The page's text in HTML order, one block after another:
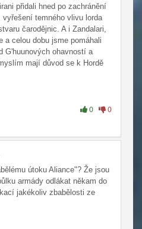
přidali hned po zachránění
vyřešení temného vlivu lorda
čarodějnic. A i Zandalari,
a celou dobu jsme pomáhali
G'huunových ohavností a
mají důvod se k Hordě
uzavírající Jaininu linku
přišla možná těžší než lfr Uldir.
jsou rozdělený na křídla,
soustech. A teď už ví
rasy dělat nemusel, když
jo, myslím že by to nemuselo
0 0
útoku Aliance"? Že jsou
armády odlákat někam do
jakékoliv zbabělosti ze